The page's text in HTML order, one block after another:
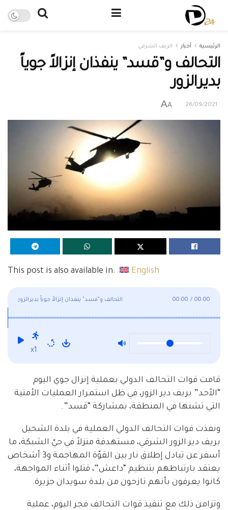
الرئيسية أخبار الريف الشرقي
التحالف و”قسد” ينفذان إنزالاً جوياً
بديرالزور
26/09/2021
A
A
This post is also available in: English
التحالف و"قسد" ينفذان إنزالاً جوياً بديرالزور 00:00 / 00:00
x1
قامت قوات التحالف الدولي بعملية إنزال جوي اليوم
“الأحد” بريف دير الزور، في ظل استمرار العمليات الأمنية
التي تشنها في المنطقة، بمشاركة “قسد”.
ونفذت قوات التحالف الدولي العملية في بلدة الشحيل
بريف دير الزور الشرقي، مستهدفة منزلاً في حيّ الشبكة، ما
أسفر عن تبادل إطلاق نار بين القوّة المهاجمة و3 أشخاص
يعتقد بارتباطهم بتنظيم “داعش”، قتلوا أثناء المواجهة،
كانوا يعرفون بأنهم نازحون من بلدة سويدان جزيرة.
وتزامن ذلك مع تنفيذ قوات التحالف فجر اليوم، عملية